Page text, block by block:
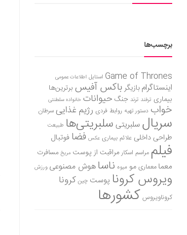
برچسب‌ها
Game of Thrones استایل اطلاعات عمومی
اینستاگرام بازیگر باکس آفیس برترین‌ها
بیماری ترفند ترند جنگ حیوانات خانواده سلطنتی
خواب دستور تهیه روابط فردی رژیم غذاییسرطان
سریال سلبریتی سلبریتی‌ها طبیعت
طراحی داخلی علائم بیماری عکس فضا فوتبال
فیلم مراسم اسکارمراقبت از پوست مریخ مسافرت
معمامعماری مو میوه ناساهوش مصنوعی ورزش
ویروس کرونا پوست چین کرونا
کروناویروس کشورها